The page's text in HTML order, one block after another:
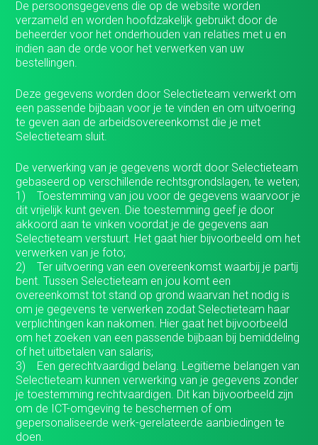
De persoonsgegevens die op de website worden
verzameld en worden hoofdzakelijk gebruikt door de
beheerder voor het onderhouden van relaties met u en
indien aan de orde voor het verwerken van uw
bestellingen.
Deze gegevens worden door Selectieteam verwerkt om
een passende bijbaan voor je te vinden en om uitvoering
te geven aan de arbeidsovereenkomst die je met
Selectieteam sluit.
De verwerking van je gegevens wordt door Selectieteam
gebaseerd op verschillende rechtsgrondslagen, te weten;
1) Toestemming van jou voor de gegevens waarvoor je
dit vrijelijk kunt geven. Die toestemming geef je door
akkoord aan te vinken voordat je de gegevens aan
Selectieteam verstuurt. Het gaat hier bijvoorbeeld om het
verwerken van je foto;
2) Ter uitvoering van een overeenkomst waarbij je partij
bent. Tussen Selectieteam en jou komt een
overeenkomst tot stand op grond waarvan het nodig is
om je gegevens te verwerken zodat Selectieteam haar
verplichtingen kan nakomen. Hier gaat het bijvoorbeeld
om het zoeken van een passende bijbaan bij bemiddeling
of het uitbetalen van salaris;
3) Een gerechtvaardigd belang. Legitieme belangen van
Selectieteam kunnen verwerking van je gegevens zonder
je toestemming rechtvaardigen. Dit kan bijvoorbeeld zijn
om de ICT-omgeving te beschermen of om
gepersonaliseerde werk-gerelateerde aanbiedingen te
doen.